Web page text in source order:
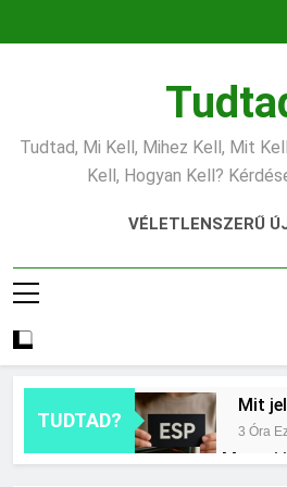
Tudtad, Mi Kell, Mihez Kell, Mit
Kell, Hogyan Kell?
VÉLETLENSZERŰ
TUDTAD?
Mit
3 Óra
Mennyi